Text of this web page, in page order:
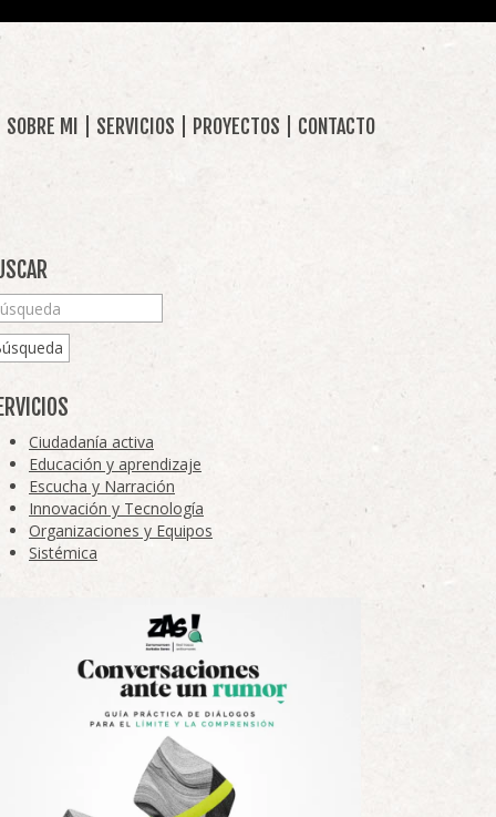
SOBRE MI SERVICIOS PROYECTOS CONTACTO
Ciudadanía activa
Educación y aprendizaje
Escucha y Narración
Innovación y Tecnología
Organizaciones y Equipos
Sistémica